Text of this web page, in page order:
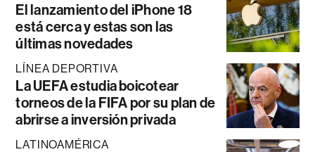
El lanzamiento del iPhone 18
está cerca y estas son las
últimas novedades
LÍNEA DEPORTIVA
La UEFA estudia boicotear
torneos de la FIFA por su plan de
abrirse a inversión privada
LATINOAMÉRICA